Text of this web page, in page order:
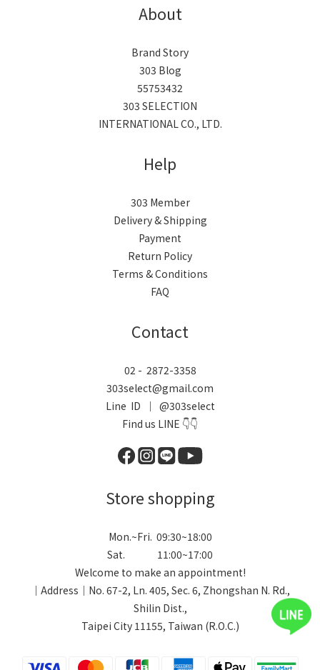
About
Brand Story
303 Blog
55753432
303 SELECTION
INTERNATIONAL CO., LTD.
Help
303 Member
Delivery & Shipping
Payment
Return Policy
Terms & Conditions
FAQ
Contact
02 - 2872-3358
303select@gmail.com
Line ID ｜ @303select
Find us LINE 👇👇
Store shopping
Mon.~Fri. 09:30~18:00
Sat. 11:00~17:00
Welcome to make an appointment!
｜Address｜No. 67-2, Ln. 405, Sec. 6, Zhongshan N. Rd.,
Shilin Dist.,
Taipei City 11155, Taiwan (R.O.C.)